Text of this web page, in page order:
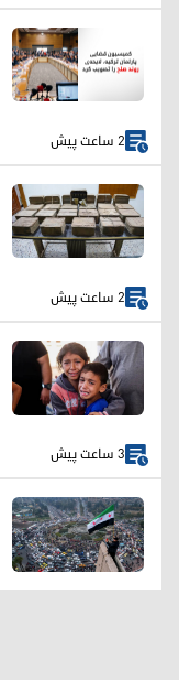
2 ساعت پیش
2 ساعت پیش
3 ساعت پیش